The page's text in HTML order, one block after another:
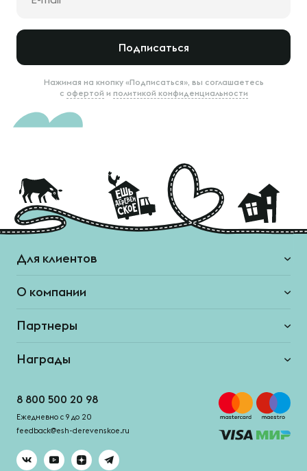
Подписаться
Нажимая на кнопку «Подписаться», вы соглашаетесь
с офертой и политикой конфиденциальности
Для клиентов
О компании
Партнеры
Награды
8 800 500 20 98
Ежедневно с 9 до 20
feedback@esh-derevenskoe.ru